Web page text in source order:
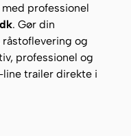
professionel
. Gør din
og
professionel og
trailer direkte i